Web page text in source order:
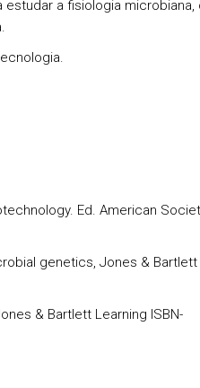
estudar a fisiologia microbiana,
Ed. American
genetics, Jones & Bartlett
& Bartlett Learning ISBN-